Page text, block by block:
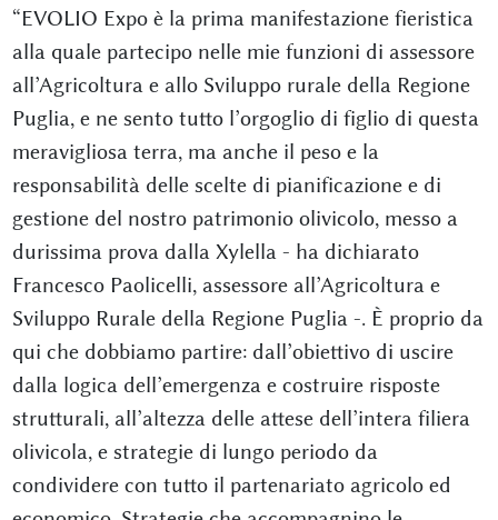
“EVOLIO Expo è la prima manifestazione fieristica
alla quale partecipo nelle mie funzioni di assessore
all’Agricoltura e allo Sviluppo rurale della Regione
Puglia, e ne sento tutto l’orgoglio di figlio di questa
meravigliosa terra, ma anche il peso e la
responsabilità delle scelte di pianificazione e di
gestione del nostro patrimonio olivicolo, messo a
durissima prova dalla Xylella - ha dichiarato
Francesco Paolicelli, assessore all’Agricoltura e
Sviluppo Rurale della Regione Puglia -. È proprio da
qui che dobbiamo partire: dall’obiettivo di uscire
dalla logica dell’emergenza e costruire risposte
strutturali, all’altezza delle attese dell’intera filiera
olivicola, e strategie di lungo periodo da
condividere con tutto il partenariato agricolo ed